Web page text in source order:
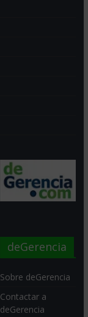
deGerencia
Sobre deGerencia
Contactar a
deGerencia